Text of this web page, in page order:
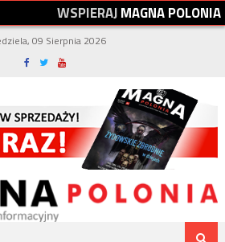
WSPIERAJMAGNAPOLONIA
09 Sierpnia 2026